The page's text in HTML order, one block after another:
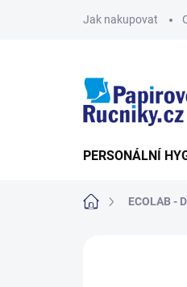
Jak nakupovat
PERSONÁLNÍ
Domů ECOLAB -